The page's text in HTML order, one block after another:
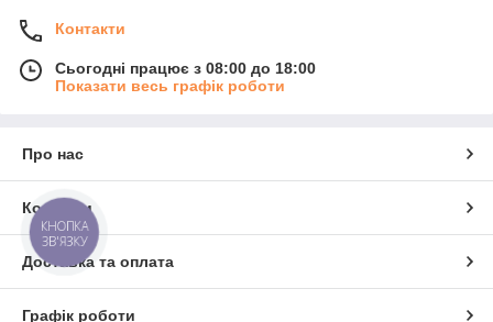
Контакти
Сьогодні працює з 08:00 до 18:00
Показати весь графік роботи
Про нас
Контакти
Доставка та оплата
Графік роботи
КНОПКА
ЗВ'ЯЗКУ